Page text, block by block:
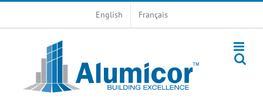
English Français